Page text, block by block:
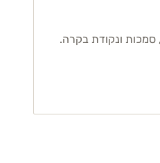
סמכות ונקודת בקרה.